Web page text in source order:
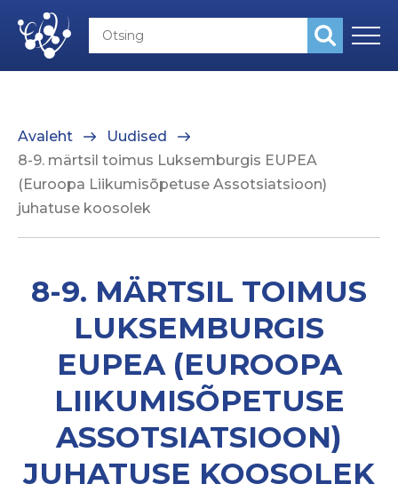
Avaleht
Uudised
8-9. märtsil toimus Luksemburgis EUPEA
(Euroopa Liikumisõpetuse Assotsiatsioon)
juhatuse koosolek
8-9. MÄRTSIL TOIMUS
LUKSEMBURGIS
EUPEA (EUROOPA
LIIKUMISÕPETUSE
ASSOTSIATSIOON)
JUHATUSE KOOSOLEK